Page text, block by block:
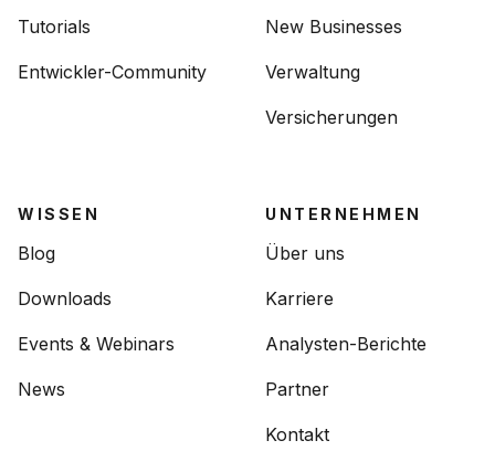
Tutorials
Entwickler-Community
New Businesses
Verwaltung
Versicherungen
WISSEN
Blog
Downloads
Events & Webinars
News
UNTERNEHMEN
Über uns
Karriere
Analysten-Berichte
Partner
Kontakt